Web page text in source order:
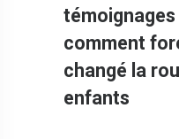
comment
changé la
enfants